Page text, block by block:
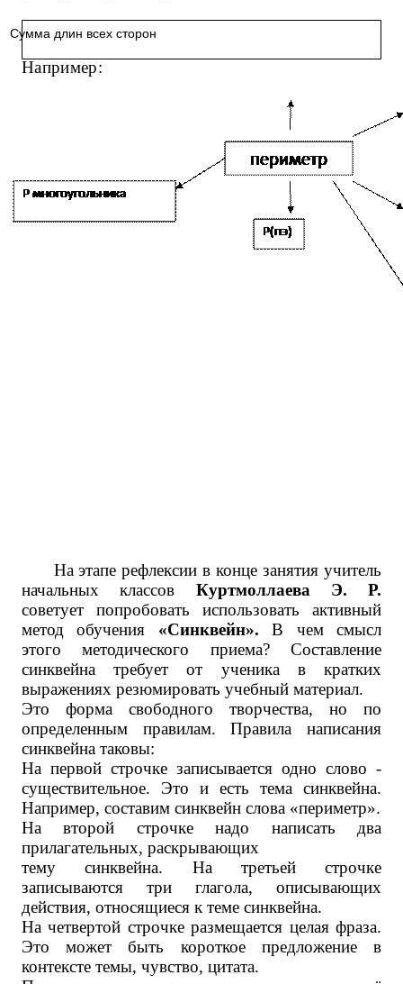
Сумма длин всех сторон
Например:
На этапе рефлексии в конце занятия учитель
начальных классов Куртмоллаева Э. Р.
советует попробовать использовать активный
метод обучения «Синквейн».В чем смысл
этого методического приема? Составление
синквейна требует от ученика в кратких
выражениях резюмировать учебный материал.
Это форма свободного творчества, но по
определенным правилам. Правила написания
синквейна таковы:
На первой строчке записывается одно слово -
существительное. Это и есть тема синквейна.
Например, составим синквейн слова «периметр».
На второй строчке надо написать два
прилагательных, раскрывающих
тему синквейна. На третьей строчке
записываются три глагола, описывающих
действия, относящиеся к теме синквейна.
На четвертой строчке размещается целая фраза.
Это может быть короткое предложение в
контексте темы, чувство, цитата.